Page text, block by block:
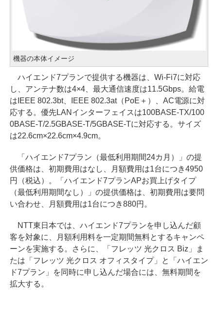
機器の本体イメージ
ハイエンド7プランで提供する機器は、Wi-Fi7に対応
し、アンテナ数は4×4、最大通信速度は11.5Gbps。給電
はIEEE 802.3bt、IEEE 802.3at（PoE＋）、AC電源に対
応する。優先LANインターフェイスは100BASE-TX/100
0BASE-T/2.5GBASE-T/5GBASE-Tに対応する。サイズ
は22.6cm×22.6cm×4.9cm。
「ハイエンド7プラン（最低利用期間24カ月）」の提
供価格は、初期費用はなし、月額費用は1台につき4950
円（税込）。「ハイエンド7プランAPお買上げタイプ
（最低利用期間なし）」の提供価格は、初期費用は要問
い合わせ、月額費用は1台につき880円。
NTT東日本では、ハイエンド7プランを申し込んだ顧
客を対象に、月額利用料を一定期間無料とするキャンペ
ーンを実施する。さらに、「フレッツ 光クロス Biz」ま
たは「フレッツ 光クロス オフィスタイプ」と「ハイエン
ド7プラン」を同時に申し込んだ場合には、無料期間を
拡大する。